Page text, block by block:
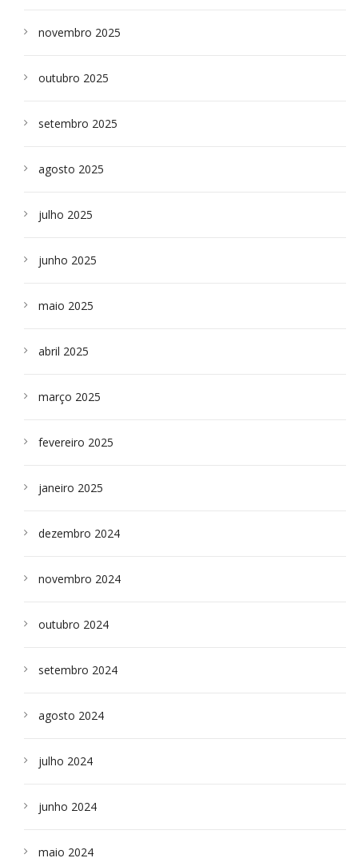
novembro 2025
outubro 2025
setembro 2025
agosto 2025
julho 2025
junho 2025
maio 2025
abril 2025
março 2025
fevereiro 2025
janeiro 2025
dezembro 2024
novembro 2024
outubro 2024
setembro 2024
agosto 2024
julho 2024
junho 2024
maio 2024